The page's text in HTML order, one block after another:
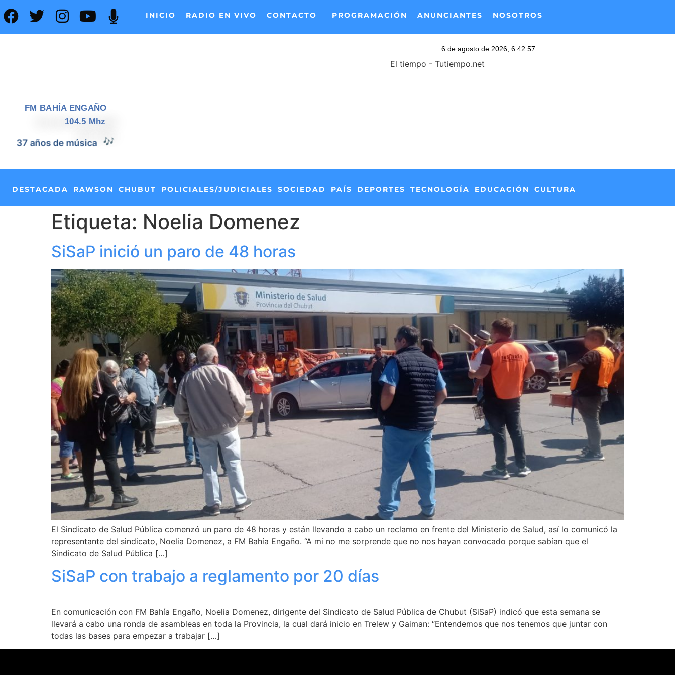
INICIO RADIO EN VIVO CONTACTO PROGRAMACIÓN ANUNCIANTES NOSOTROS
FM BAHÍA ENGAÑO
104.5 Mhz
37 años de música 🎶
El tiempo - Tutiempo.net
DESTACADA RAWSON CHUBUT POLICIALES/JUDICIALES SOCIEDAD PAÍS DEPORTES TECNOLOGÍA EDUCACIÓN CULTURA
Etiqueta: Noelia Domenez
SiSaP inició un paro de 48 horas
El Sindicato de Salud Pública comenzó un paro de 48 horas y están llevando a cabo un reclamo en frente del Ministerio de Salud, así lo comunicó la
representante del sindicato, Noelia Domenez, a FM Bahía Engaño. “A mi no me sorprende que no nos hayan convocado porque sabían que el
Sindicato de Salud Pública […]
SiSaP con trabajo a reglamento por 20 días
En comunicación con FM Bahía Engaño, Noelia Domenez, dirigente del Sindicato de Salud Pública de Chubut (SiSaP) indicó que esta semana se
llevará a cabo una ronda de asambleas en toda la Provincia, la cual dará inicio en Trelew y Gaiman: “Entendemos que nos tenemos que juntar con
todas las bases para empezar a trabajar […]